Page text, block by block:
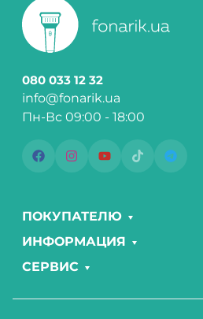
080 033 12 32
info@fonarik.ua
Пн-Вс 09:00 - 18:00
ПОКУПАТЕЛЮ
ИНФОРМАЦИЯ
СЕРВИС